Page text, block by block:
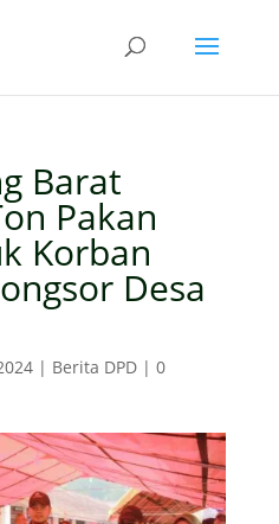
Barat
Pakan
Korban
Desa
| Berita DPD| 0